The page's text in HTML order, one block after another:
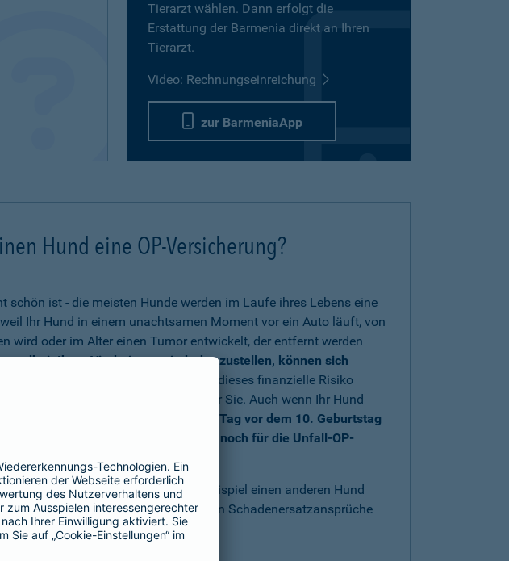
Tierarzt wählen. Dann erfolgt die
Erstattung der Barmenia direkt an Ihren
Tierarzt.
Video: Rechnungseinreichung
zur BarmeniaApp
Hund eine OP-Versicherung?
schön ist - die meisten Hunde werden im Laufe ihres Lebens eine
Ihr Hund in einem unachtsamen Moment vor ein Auto läuft, von
wird oder im Alter einen Tumor entwickelt, der entfernt werden
Ihres Vierbeiners wiederherzustellen, können sich
belaufen
. Wenn Sie sich gegen dieses finanzielle Risiko
genau richtig für Sie. Auch wenn Ihr Hund
können Sie Ihren Hund bis einen Tag vor dem 10. Geburtstag
hinaus können Sie sich aber noch für die Unfall-OP-
einen Schaden verursacht, zum Beispiel einen anderen Hund
der Barmenia bestens gegen Schadenersatzansprüche